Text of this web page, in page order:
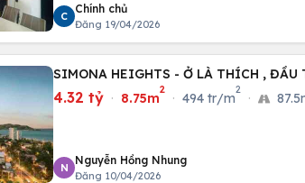
C
Chính chủ
Đăng 19/04/2026
SIMONA HEIGHTS - Ở LÀ THÍCH , ĐẦU
4.32 tỷ · 8.75m
2
· 494 tr/m
2
·
N
Nguyễn Hồng Nhung
Đăng 10/04/2026